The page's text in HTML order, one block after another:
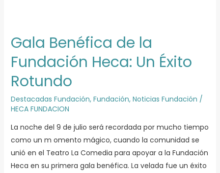
Gala Benéfica de la
Fundación Heca: Un Éxito
Rotundo
Destacadas Fundación, Fundación, Noticias Fundación /
HECA FUNDACION
La noche del 9 de julio será recordada por mucho tiempo
como un m omento mágico, cuando la comunidad se
unió en el Teatro La Comedia para apoyar a la Fundación
Heca en su primera gala benéfica. La velada fue un éxito
Gala
de
la
Heca:
Éxito
Rotundo